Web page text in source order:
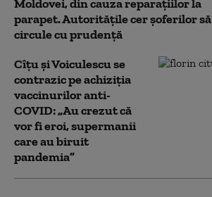
Moldovei, din cauza reparațiilor la
parapet. Autoritățile cer șoferilor să
circule cu prudență
Cîțu și Voiculescu se
contrazic pe achiziția
vaccinurilor anti-
COVID: „Au crezut că
vor fi eroi, supermanii
care au biruit
pandemia”